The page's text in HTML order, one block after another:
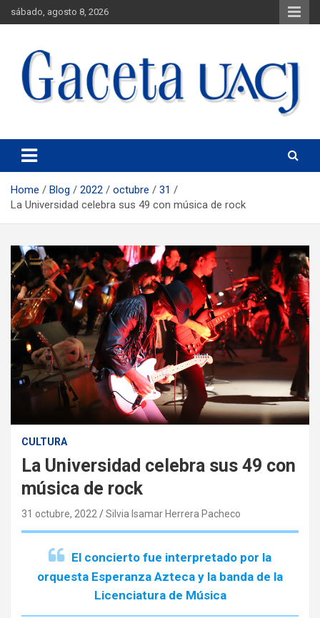
sábado, agosto 8, 2026
Gaceta UACJ
Home Blog 2022 octubre
31
La Universidad celebra sus 49 con música de rock
CULTURA
La Universidad celebra sus 49 con
música de rock
31 octubre, 2022 Silvia Isamar Herrera Pacheco
El concierto fue interpretado por la
orquesta Esperanza Azteca y la banda de la
Licenciatura de Música